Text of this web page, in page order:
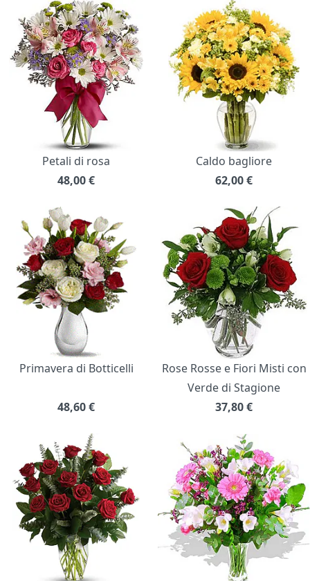
Petali di rosa
48,00€
Caldo bagliore
62,00€
Primavera di Botticelli
48,60€
Rose Rosse e Fiori Misti con
Verde di Stagione
37,80€